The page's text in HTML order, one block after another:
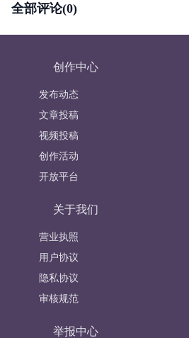
全部评论(0)
创作中心
发布动态
文章投稿
视频投稿
创作活动
开放平台
关于我们
营业执照
用户协议
隐私协议
审核规范
举报中心